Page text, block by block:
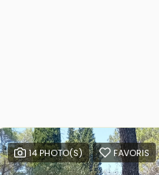
14 PHOTO(S) FAVORIS